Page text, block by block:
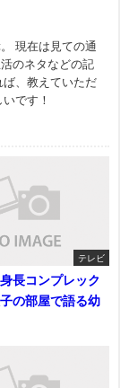
現在は見ての通
のネタなどの記
、教えていただ
です！
テレビ
長コンプレック
の部屋で語る幼